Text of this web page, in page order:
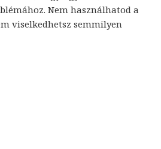
Nem használhatod a
viselkedhetsz semmilyen